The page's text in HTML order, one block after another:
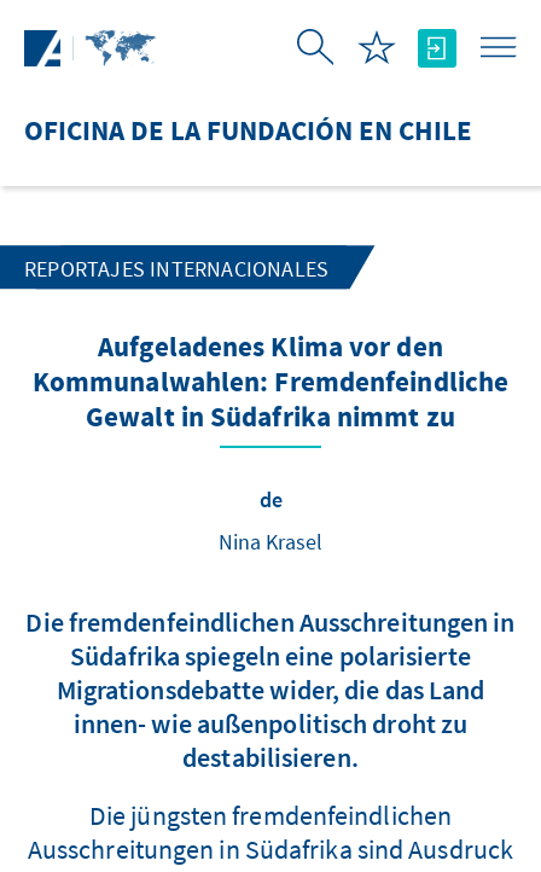
OFICINA DE LA FUNDACIÓN EN CHILE
REPORTAJES INTERNACIONALES
Aufgeladenes Klima vor den
Kommunalwahlen: Fremdenfeindliche
Gewalt in Südafrika nimmt zu
de
Nina Krasel
Die fremdenfeindlichen Ausschreitungen in
Südafrika spiegeln eine polarisierte
Migrationsdebatte wider, die das Land
innen- wie außenpolitisch droht zu
destabilisieren.
Die jüngsten fremdenfeindlichen
Ausschreitungen in Südafrika sind Ausdruck